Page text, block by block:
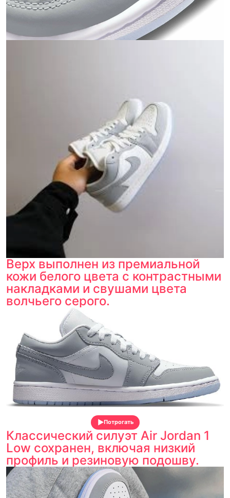
Верх выполнен из премиальной
кожи белого цвета с контрастными
накладками и свушами цвета
волчьего серого.
Потрогать
Классический силуэт Air Jordan 1
Low сохранен, включая низкий
профиль и резиновую подошву.